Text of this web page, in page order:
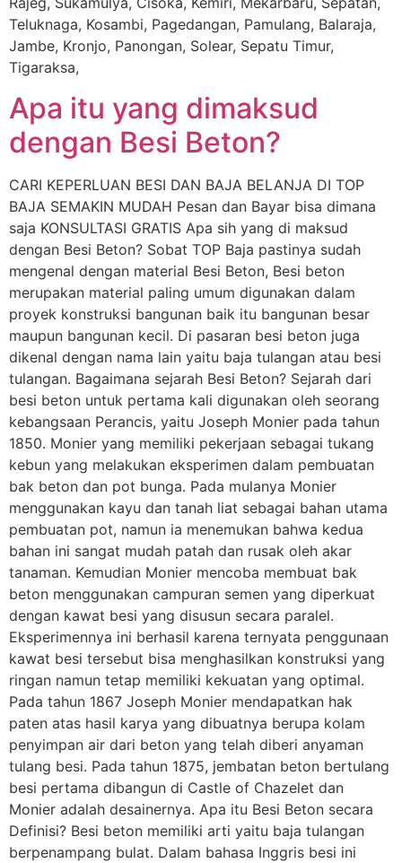
Teluknaga, Kosambi, Pagedangan, Pamulang, Balaraja,
Jambe, Kronjo, Panongan, Solear, Sepatu Timur,
Tigaraksa,
Apa itu yang dimaksud
dengan Besi Beton?
CARI KEPERLUAN BESI DAN BAJA BELANJA DI TOP
BAJA SEMAKIN MUDAH Pesan dan Bayar bisa dimana
saja KONSULTASI GRATIS Apa sih yang di maksud
dengan Besi Beton? Sobat TOP Baja pastinya sudah
mengenal dengan material Besi Beton, Besi beton
merupakan material paling umum digunakan dalam
proyek konstruksi bangunan baik itu bangunan besar
maupun bangunan kecil. Di pasaran besi beton juga
dikenal dengan nama lain yaitu baja tulangan atau besi
tulangan. Bagaimana sejarah Besi Beton? Sejarah dari
besi beton untuk pertama kali digunakan oleh seorang
kebangsaan Perancis, yaitu Joseph Monier pada tahun
1850. Monier yang memiliki pekerjaan sebagai tukang
kebun yang melakukan eksperimen dalam pembuatan
bak beton dan pot bunga. Pada mulanya Monier
menggunakan kayu dan tanah liat sebagai bahan utama
pembuatan pot, namun ia menemukan bahwa kedua
bahan ini sangat mudah patah dan rusak oleh akar
tanaman. Kemudian Monier mencoba membuat bak
beton menggunakan campuran semen yang diperkuat
dengan kawat besi yang disusun secara paralel.
Eksperimennya ini berhasil karena ternyata penggunaan
kawat besi tersebut bisa menghasilkan konstruksi yang
ringan namun tetap memiliki kekuatan yang optimal.
Pada tahun 1867 Joseph Monier mendapatkan hak
paten atas hasil karya yang dibuatnya berupa kolam
penyimpan air dari beton yang telah diberi anyaman
tulang besi. Pada tahun 1875, jembatan beton bertulang
besi pertama dibangun di Castle of Chazelet dan
Monier adalah desainernya. Apa itu Besi Beton secara
Definisi? Besi beton memiliki arti yaitu baja tulangan
berpenampang bulat. Dalam bahasa Inggris besi ini